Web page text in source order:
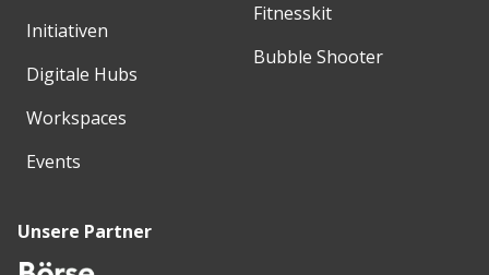
Initiativen
Digitale Hubs
Workspaces
Events
Fitnesskit
Bubble Shooter
Unsere Partner